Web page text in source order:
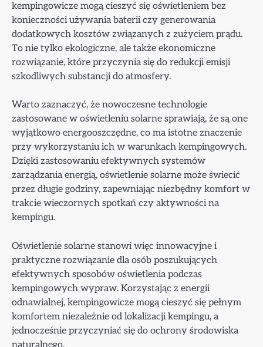
kempingowicze mogą cieszyć się oświetleniem bez
konieczności używania baterii czy generowania
dodatkowych kosztów związanych z zużyciem prądu.
To nie tylko ekologiczne, ale także ekonomiczne
rozwiązanie, które przyczynia się do redukcji emisji
szkodliwych substancji do atmosfery.
Warto zaznaczyć, że nowoczesne technologie
zastosowane w oświetleniu solarne sprawiają, że są one
wyjątkowo energooszczędne, co ma istotne znaczenie
przy wykorzystaniu ich w warunkach kempingowych.
Dzięki zastosowaniu efektywnych systemów
zarządzania energią, oświetlenie solarne może świecić
przez długie godziny, zapewniając niezbędny komfort w
trakcie wieczornych spotkań czy aktywności na
kempingu.
Oświetlenie solarne stanowi więc innowacyjne i
praktyczne rozwiązanie dla osób poszukujących
efektywnych sposobów oświetlenia podczas
kempingowych wypraw. Korzystając z energii
odnawialnej, kempingowicze mogą cieszyć się pełnym
komfortem niezależnie od lokalizacji kempingu, a
jednocześnie przyczyniać się do ochrony środowiska
naturalnego.